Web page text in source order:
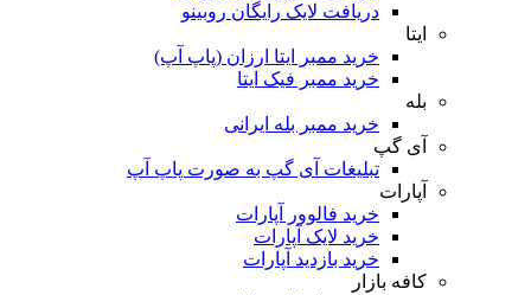
دریافت لایک رایگان روبینو
ایتا
خرید ممبر ایتا ارزان (پاپ آپ)
خرید ممبر فیک ایتا
بله
خرید ممبر بله ایرانی
آی گپ
تبلیغات آی گپ به صورت پاپ آپ
آپارات
خرید فالوور آپارات
خرید لایک آپارات
خرید بازدید آپارات
کافه بازار